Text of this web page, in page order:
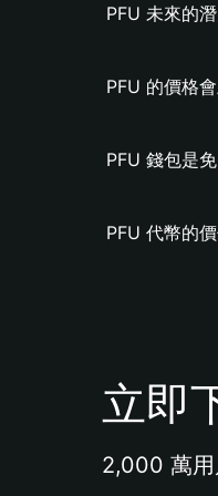
PFU 未來的
PFU 的價格
PFU 錢包是
PFU 代幣的
立即
2,000 萬用